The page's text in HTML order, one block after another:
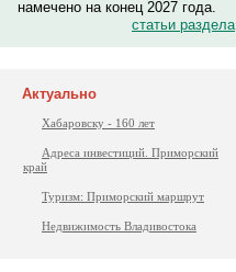
намечено на конец 2027 года.
статьи раздела
Актуально
Хабаровску - 160 лет
Адреса инвестиций. Приморский
край
Туризм: Приморский маршрут
Недвижимость Владивостока